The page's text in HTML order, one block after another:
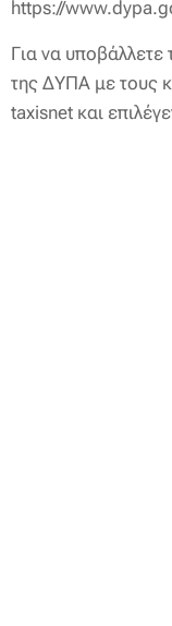
https://
Για να υποβάλλετε
της ΔΥΠΑ με τους
taxisnet και